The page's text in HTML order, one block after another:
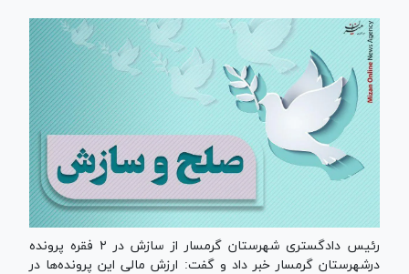
رئیس دادگستری شهرستان گرمسار از سازش در ۲ فقره پرونده
درشهرستان گرمسار خبر داد و گفت: ارزش مالی این پرونده‌ها در